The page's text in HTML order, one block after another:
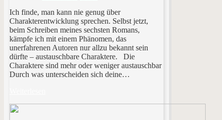
Ich finde, man kann nie genug über
Charakterentwicklung sprechen. Selbst jetzt,
beim Schreiben meines sechsten Romans,
kämpfe ich mit einem Phänomen, das
unerfahrenen Autoren nur allzu bekannt sein
dürfte – austauschbare Charaktere. Die
Charaktere sind mehr oder weniger austauschbar
Durch was unterscheiden sich deine…